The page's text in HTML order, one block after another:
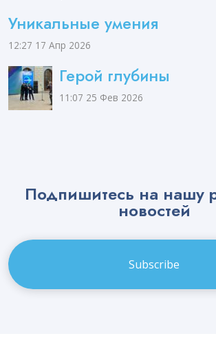
Уникальные умения
12:27 17 Апр 2026
Герой глубины
11:07 25 Фев 2026
Подпишитесь на нашу
новостей
Email